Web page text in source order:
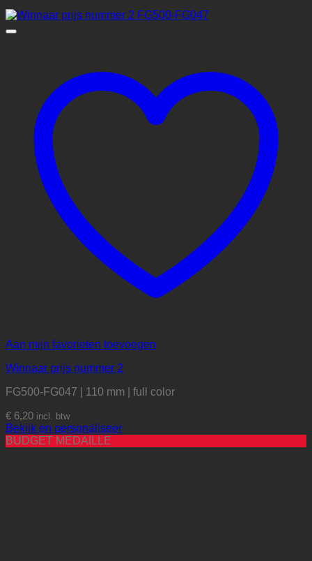
Aan mijn favorieten toevoegen
Winnaar prijs nummer 2
FG500-FG047 | 110 mm | full color
€ 6,20 incl. btw
Bekijk en personaliseer
BUDGET MEDAILLE